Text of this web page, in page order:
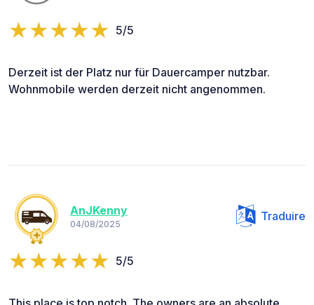
5/5
Derzeit ist der Platz nur für Dauercamper nutzbar.
Wohnmobile werden derzeit nicht angenommen.
AnJKenny
04/08/2025
Traduire
5/5